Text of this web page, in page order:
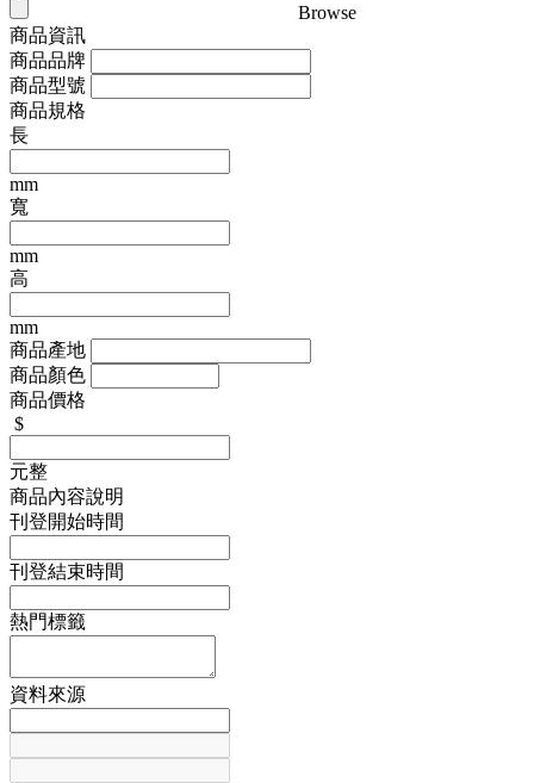
Browse
商品資訊
商品品牌
商品型號
商品規格
長
mm
寬
mm
高
mm
商品產地
商品顏色
商品價格
$
元整
商品內容說明
刊登開始時間
刊登結束時間
熱門標籤
資料來源